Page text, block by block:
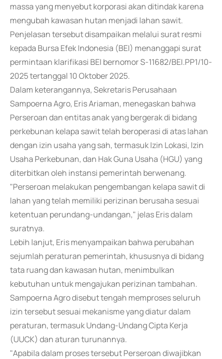
massa yang menyebut korporasi akan ditindak karena
mengubah kawasan hutan menjadi lahan sawit.
Penjelasan tersebut disampaikan melalui surat resmi
kepada Bursa Efek Indonesia (BEI) menanggapi surat
permintaan klarifikasi BEI bernomor S-11682/BEI.PP1/10-
2025 tertanggal 10 Oktober 2025.
Dalam keterangannya, Sekretaris Perusahaan
Sampoerna Agro, Eris Ariaman, menegaskan bahwa
Perseroan dan entitas anak yang bergerak di bidang
perkebunan kelapa sawit telah beroperasi di atas lahan
dengan izin usaha yang sah, termasuk Izin Lokasi, Izin
Usaha Perkebunan, dan Hak Guna Usaha (HGU) yang
diterbitkan oleh instansi pemerintah berwenang.
"Perseroan melakukan pengembangan kelapa sawit di
lahan yang telah memiliki perizinan berusaha sesuai
ketentuan perundang-undangan," jelas Eris dalam
suratnya.
Lebih lanjut, Eris menyampaikan bahwa perubahan
sejumlah peraturan pemerintah, khususnya di bidang
tata ruang dan kawasan hutan, menimbulkan
kebutuhan untuk mengajukan perizinan tambahan.
Sampoerna Agro disebut tengah memproses seluruh
izin tersebut sesuai mekanisme yang diatur dalam
peraturan, termasuk Undang-Undang Cipta Kerja
(UUCK) dan aturan turunannya.
"Apabila dalam proses tersebut Perseroan diwajibkan